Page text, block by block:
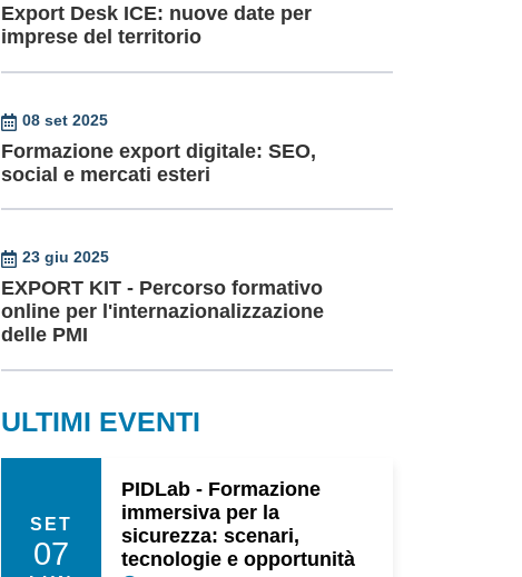
Export Desk ICE: nuove date per
imprese del territorio
08 set 2025
Formazione export digitale: SEO,
social e mercati esteri
23 giu 2025
EXPORT KIT - Percorso formativo
online per l'internazionalizzazione
delle PMI
ULTIMI EVENTI
SET
07
PIDLab - Formazione
immersiva per la
sicurezza: scenari,
tecnologie e opportunità